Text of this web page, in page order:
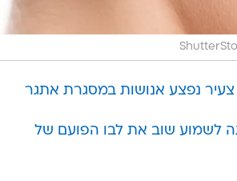
צעיר נפצע אנושות במסגרת אתגר
לשמוע שוב את לבו הפועם של